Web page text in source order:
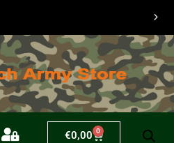
€0,00 0